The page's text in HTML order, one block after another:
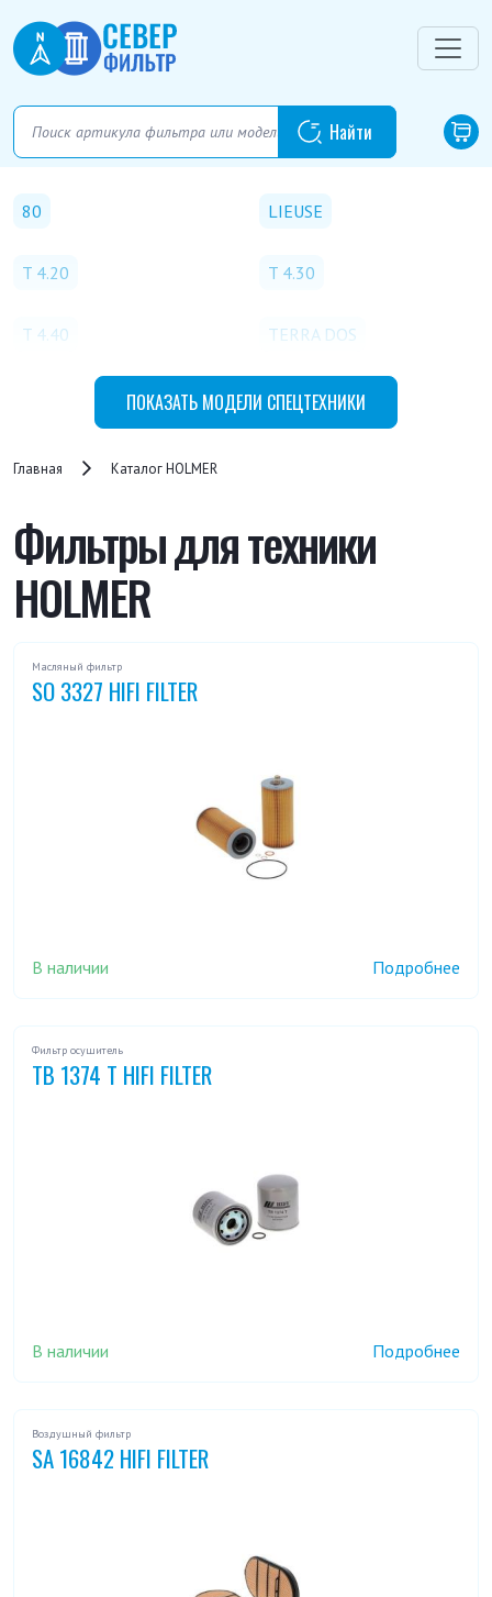
80 LIEUSE
T 4.20 T 4.30
T 4.40 TERRA DOS
TERRA DOS T3 TERRA DOS T4.30
TERRA DOS T4.40
ПОКАЗАТЬ МОДЕЛИ СПЕЦТЕХНИКИ
Главная Каталог HOLMER
Фильтры для техники
HOLMER
Масляный фильтр
SO 3327 HIFI FILTER
В наличии Подробнее
Фильтр осушитель
TB 1374 T HIFI FILTER
В наличии Подробнее
Воздушный фильтр
SA 16842 HIFI FILTER